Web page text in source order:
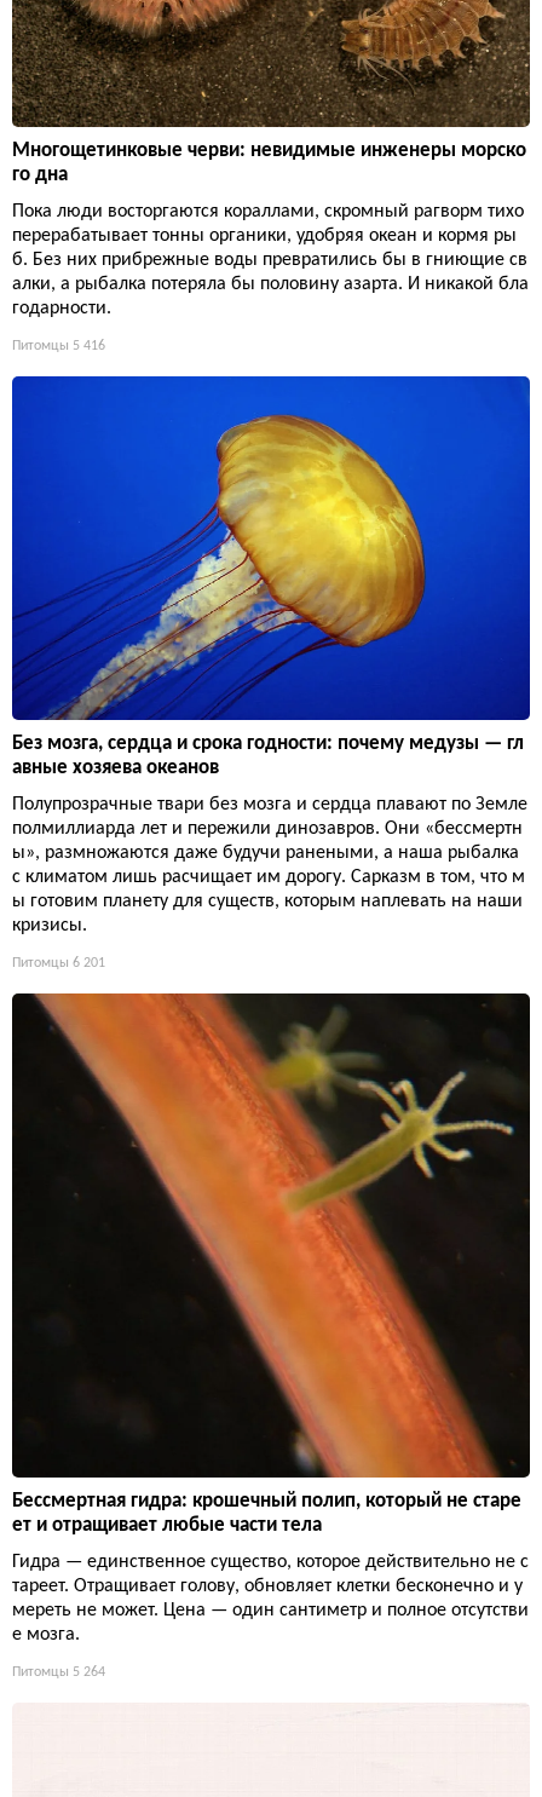
Многощетинковые черви: невидимые инженеры морско
го дна
Пока люди восторгаются кораллами, скромный рагворм тихо
перерабатывает тонны органики, удобряя океан и кормя ры
б. Без них прибрежные воды превратились бы в гниющие св
алки, а рыбалка потеряла бы половину азарта. И никакой бла
годарности.
Питомцы 5 416
Без мозга, сердца и срока годности: почему медузы — гл
авные хозяева океанов
Полупрозрачные твари без мозга и сердца плавают по Земле
полмиллиарда лет и пережили динозавров. Они «бессмертн
ы», размножаются даже будучи ранеными, а наша рыбалка
с климатом лишь расчищает им дорогу. Сарказм в том, что м
ы готовим планету для существ, которым наплевать на наши
кризисы.
Питомцы 6 201
Бессмертная гидра: крошечный полип, который не старе
ет и отращивает любые части тела
Гидра — единственное существо, которое действительно не с
тареет. Отращивает голову, обновляет клетки бесконечно и у
мереть не может. Цена — один сантиметр и полное отсутстви
е мозга.
Питомцы 5 264